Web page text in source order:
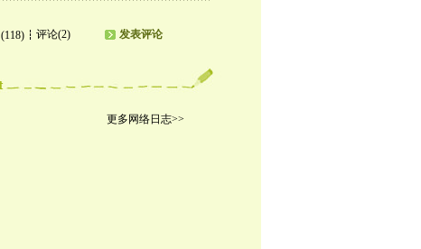
(118) 评论(2) 发表评论
更多网络日志>>